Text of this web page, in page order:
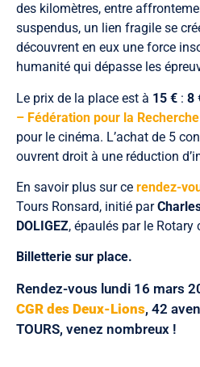
des kilomètres, entre
suspendus, un lien fragile se
découvrent en eux une force
humanité qui dépasse les
Le prix de la place est à 15 € : 8
– Fédération pour la
pour le cinéma. L’achat de 5
ouvrent droit à une réduction
En savoir plus sur ce rendez-
Tours Ronsard, initié par
DOLIGEZ, épaulés par le
Billetterie sur place.
Rendez-vous lundi 16 mars
CGR des Deux-Lions, 42
TOURS, venez nombreux !